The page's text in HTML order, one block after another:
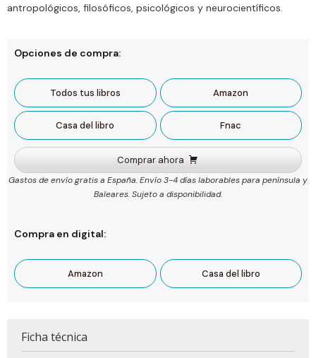
antropológicos, filosóficos, psicológicos y neurocientíficos.
Opciones de compra:
Todos tus libros Amazon
Casa del libro Fnac
Comprar ahora
Gastos de envío gratis a España. Envío 3-4 días laborables para península y
Baleares. Sujeto a disponibilidad.
Compra en digital:
Amazon Casa del libro
Ficha técnica